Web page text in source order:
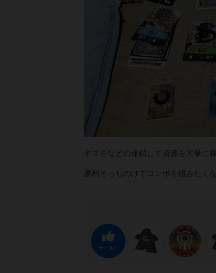
ギズモなどの連鎖して資源を大量に
勝利そっちのけでコンボを組みたくな
ナイス！